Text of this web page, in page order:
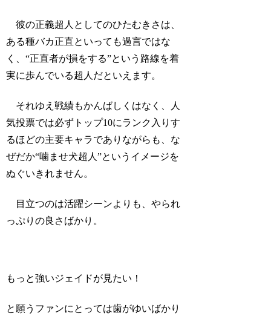
彼の正義超人としてのひたむきさは、
ある種バカ正直といっても過言ではな
く、“正直者が損をする”という路線を着
実に歩んでいる超人だといえます。
それゆえ戦績もかんばしくはなく、人
気投票では必ずトップ10にランク入りす
るほどの主要キャラでありながらも、な
ぜだか“噛ませ犬超人”というイメージを
ぬぐいきれません。
目立つのは活躍シーンよりも、やられ
っぷりの良さばかり。
もっと強いジェイドが見たい！
と願うファンにとっては歯がゆいばかり